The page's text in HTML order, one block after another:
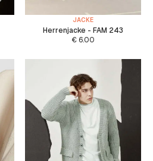
JACKE
Herrenjacke - FAM 243
€ 6.00